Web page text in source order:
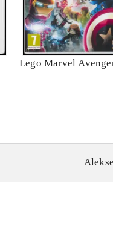
Lego Marvel